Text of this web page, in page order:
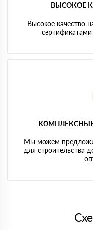
ВЫСОКОЕ
Высокое качество
Мы можем
для строительства